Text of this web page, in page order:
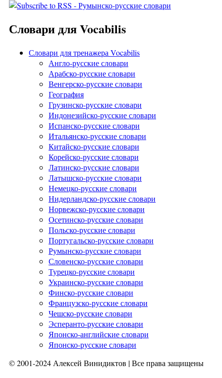
Словари для Vocabilis
Словари для тренажера Vocabilis
Англо-русские словари
Арабско-русские словари
Венгерско-русские словари
География
Грузинско-русские словари
Индонезийско-русские словари
Испанско-русские словари
Итальянско-русские словари
Китайско-русские словари
Корейско-русские словари
Латинско-русские словари
Латышско-русские словари
Немецко-русские словари
Нидерландско-русские словари
Норвежско-русские словари
Осетинско-русские словари
Польско-русские словари
Португальско-русские словари
Румынско-русские словари
Словенско-русские словари
Турецко-русские словари
Украинско-русские словари
Финско-русские словари
Французско-русские словари
Чешско-русские словари
Эсперанто-русские словари
Японско-английские словари
Японско-русские словари
© 2001-2024 Алексей Винидиктов | Все права защищены